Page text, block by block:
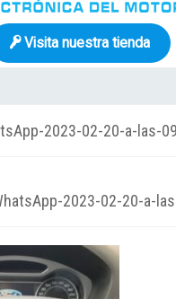
Visita nuestra tienda
2023-02-20-a-las-
2023-02-20-a-